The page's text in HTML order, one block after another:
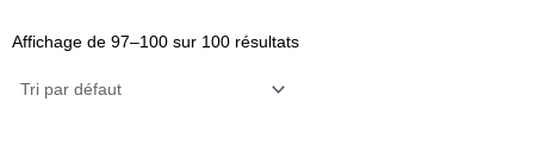
Affichage de 97–100 sur 100 résultats